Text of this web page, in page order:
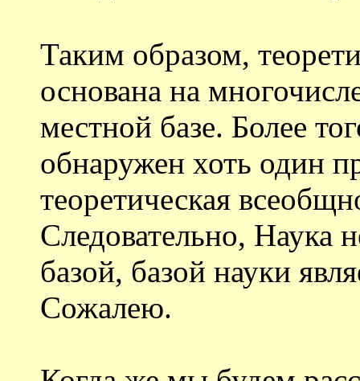
Таким образом,
основана на
местной базе. Более
обнаружен хоть один
теоретическая
Следовательно, Наука
базой, базой науки
Сожалею.